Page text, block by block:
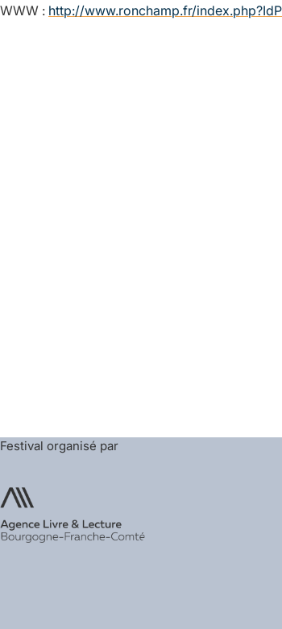
WWW : http://www.ronchamp.fr/
Festival organisé par